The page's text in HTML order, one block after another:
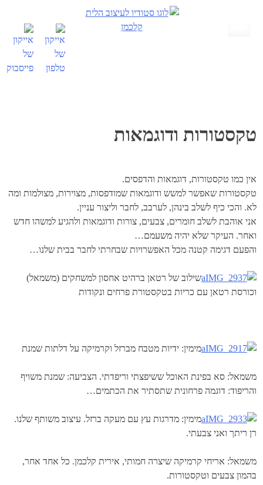
טקסטורות ודוגמאות
אין כמו טקסטורות, דוגמאות והדפסים.
טקסטורות שאפשר למשש ודוגמאות שמודפסות, מצוירות, מצולמות ומה
לא. והכי כיף לשלב בינהן, לערבב, לחבר וליצור עניין.
אני אוהבת לשלב חומרים, צבעים, צורות ודוגמאות ולהגיע למשהו חדש
ואחר. העיקר שלא יהיה משעמם…
והפעם דגימה קטנה מכל האפשרויות שבחרתי לחבר בבית שלנו…
שילוב של רטאן ברהיט אחסון למשחקים (משמאל)
וכורסת רטאן עם כריות בטקסטורת פרחים ונקודות
מימין: ידיות מטבח מברזל וקרמיקה על דלתות שמנת
משמאל: סא בפינת האוכל ששיפצתי וריפדתי. הצביעה: שמנת משויף
והריפוד: דוגמה פרחונית שתסתיר את הכתמים…
מימין: מדרגות עץ עם מעקה ברזל. עיצוב משותף שלנו.
רן ריתך ואני צבעתי.
משמאל: אריחי קרמיקה שיצרה חמותי, אירית קלכמן. כל אחד אחר,
בהמון צבעים וטקסטורות.